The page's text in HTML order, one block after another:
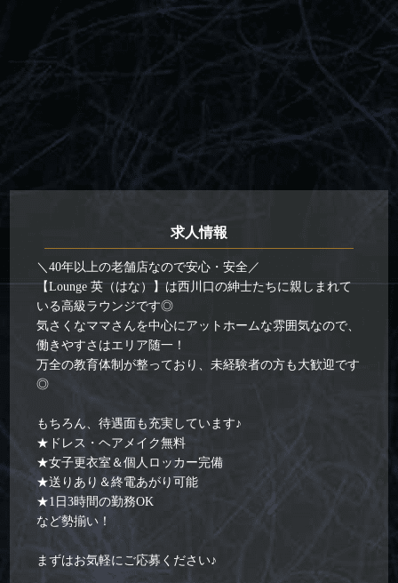
求人情報
＼40年以上の老舗店なので安心・安全／
【Lounge 英（はな）】は西川口の紳士たちに親しまれて
いる高級ラウンジです◎
気さくなママさんを中心にアットホームな雰囲気なので、
働きやすさはエリア随一！
万全の教育体制が整っており、未経験者の方も大歓迎です
◎
もちろん、待遇面も充実しています♪
★ドレス・ヘアメイク無料
★女子更衣室＆個人ロッカー完備
★送りあり＆終電あがり可能
★1日3時間の勤務OK
など勢揃い！
まずはお気軽にご応募ください♪